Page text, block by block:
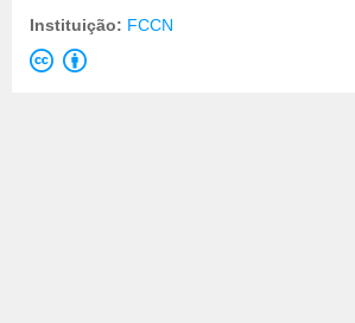
Instituição: FCCN